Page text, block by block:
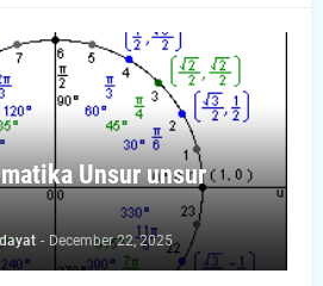
Unsur unsur
- December 22, 2025